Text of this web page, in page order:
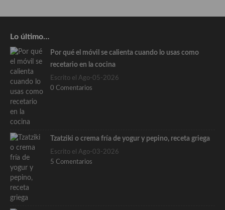
Lo último…
Por qué el móvil se calienta cuando lo usas como
recetario en la cocina
Escrito el Ago-05-2026
0 Comentarios
Tzatziki o crema fría de yogur y pepino, receta griega
Escrito el Ago-03-2026
5 Comentarios